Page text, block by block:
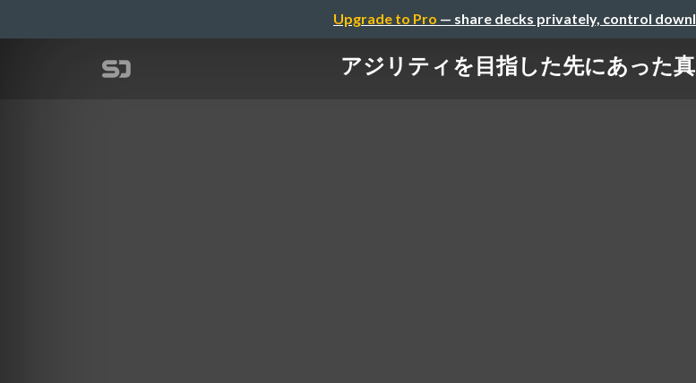
Upgrade to Pro — share decks privately, control
アジリティを目指した先にあった